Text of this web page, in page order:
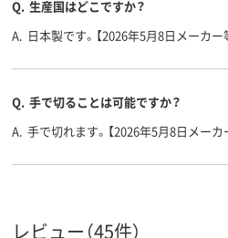
Q. 生産国はどこですか？
A. 日本製です。【2026年5月8日メーカー
Q. 手で切ることは可能ですか？
A. 手で切れます。【2026年5月8日メーカ
レビュー（45件）